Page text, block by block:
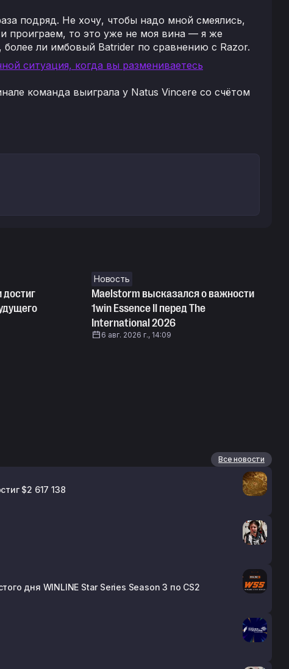
подряд. Не хочу, чтобы надо мной смеялись,
проиграем, то это уже не моя вина — я же
ли имбовый Batrider по сравнению с Razor.
ситуация, когда вы размениваетесь
команда выиграла у Natus Vincere со счётом
достиг
Новость
Maelstorm высказался о важности
1win Essence II перед The
International 2026
6 авг. 2026 г., 14:09
Все новости
$2 617 138
дня WINLINE Star Series Season 3 по CS2